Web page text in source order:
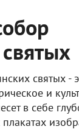
святых -
и
в себе